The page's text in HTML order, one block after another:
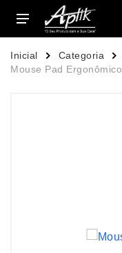
Inicial Categoria
Mouse Pad Ergonômico